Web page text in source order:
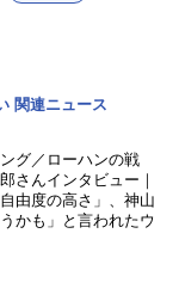
関連ニュース
グ／ローハンの戦
さんインタビュー｜
由度の高さ」、神山
かも」と言われたウ